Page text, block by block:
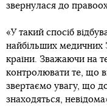
звернулася до
«У такий спосіб
найбільших медичних
країни. Зважаючи на
контролювати те, що
звертаємо увагу, що
знаходяться,